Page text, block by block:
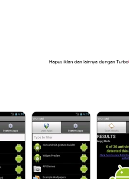
Hapus iklan dan lainnya dengan Turbo